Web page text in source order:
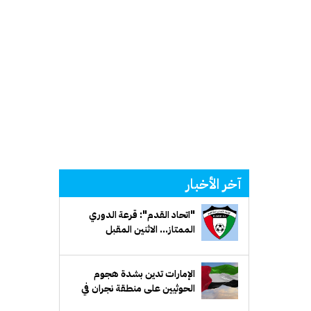
آخر الأخبار
"اتحاد القدم": قرعة الدوري
الممتاز... الاثنين المقبل
الإمارات تدين بشدة هجوم
الحوثيين على منطقة نجران في